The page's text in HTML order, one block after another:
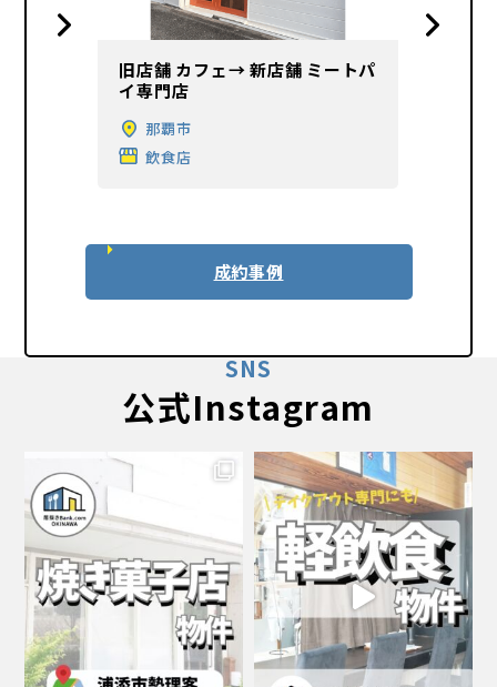
旧店舗 カフェ→ 新店舗 ミートパ
イ専門店
那覇市
飲食店
成約事例
SNS
公式Instagram